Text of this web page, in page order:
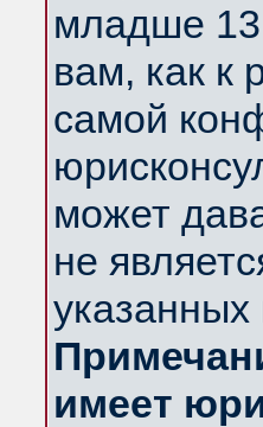
младше 13
вам, как к
самой
может
не
имеет